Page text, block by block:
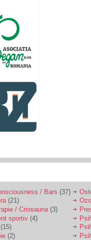
urma
multe
in
mama
cand ea
neglijat-
taxata cu
relatie
barbat
o
ca
daca am
psiholog
/ Bars (37)
(21)
/ Criosauna (3)
sportiv (4)
(15)
(2)